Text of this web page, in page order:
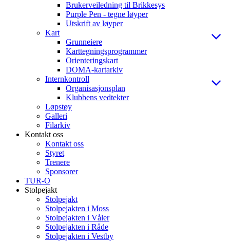
Brukerveiledning til Brikkesys
Purple Pen - tegne løyper
Utskrift av løyper
Kart
Grunneiere
Karttegningsprogrammer
Orienteringskart
DOMA-kartarkiv
Internkontroll
Organisasjonsplan
Klubbens vedtekter
Løpstøy
Galleri
Filarkiv
Kontakt oss
Kontakt oss
Styret
Trenere
Sponsorer
TUR-O
Stolpejakt
Stolpejakt
Stolpejakten i Moss
Stolpejakten i Våler
Stolpejakten i Råde
Stolpejakten i Vestby